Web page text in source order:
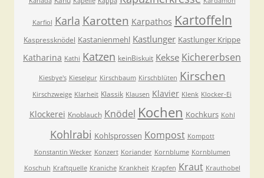
Karfiol Karla Karotten Karpathos Kartoffeln
Kaspressknödel Kastanienmehl Kastlunger Kastlunger Krippe
Katharina Kathi Katzen keinBiskuit Kekse Kichererbsen
Kiesbye's Kieselgur Kirschbaum Kirschblüten Kirschen
Kirschzweige Klarheit Klassik Klausen Klavier Klenk Klocker-Ei
Klockerei Knoblauch Knödel Kochen Kochkurs Kohl
Kohlrabi Kohlsprossen Kompost Kompott
Konstantin Wecker Konzert Koriander Kornblume Kornblumen
Koschuh Kraftquelle Kraniche Krankheit Krapfen Kraut Krauthobel